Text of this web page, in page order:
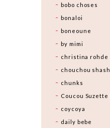
bobo choses
bonaloi
boneoune
by mimi
christina rohde
chouchou
chunks
Coucou Suzette
coycoya
daily bebe